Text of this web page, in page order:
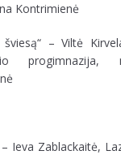
Kontrimienė
– Viltė
progimnazija,
Zablackaitė,